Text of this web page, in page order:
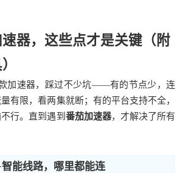
器，这些点才是关键（附
加速器，踩过不少坑——有的节点少，连
有限，看两集就断；有的平台支持不全，
行。直到遇到 番茄加速器，才解决了所有
能线路，哪里都能连